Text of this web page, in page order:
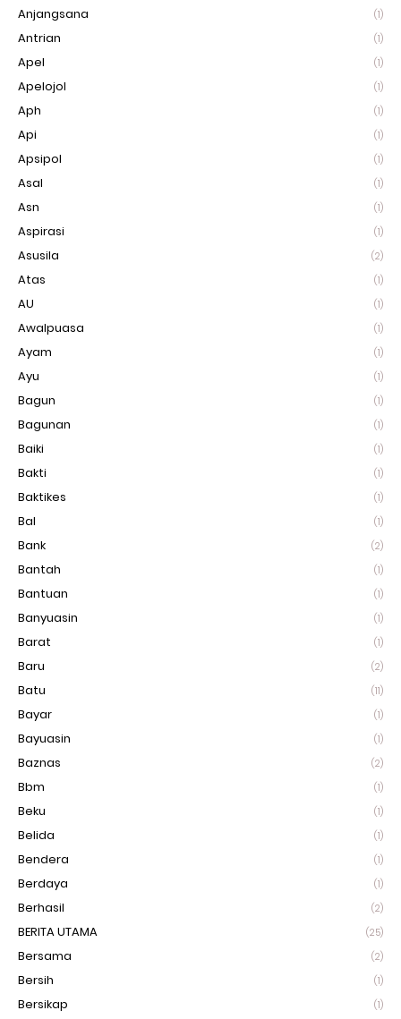
Anjangsana (1)
Antrian (1)
Apel (1)
Apelojol (1)
Aph (1)
Api (1)
Apsipol (1)
Asal (1)
Asn (1)
Aspirasi (1)
Asusila (2)
Atas (1)
AU (1)
Awalpuasa (1)
Ayam (1)
Ayu (1)
Bagun (1)
Bagunan (1)
Baiki (1)
Bakti (1)
Baktikes (1)
Bal (1)
Bank (2)
Bantah (1)
Bantuan (1)
Banyuasin (1)
Barat (1)
Baru (2)
Batu (11)
Bayar (1)
Bayuasin (1)
Baznas (2)
Bbm (1)
Beku (1)
Belida (1)
Bendera (1)
Berdaya (1)
Berhasil (2)
BERITA UTAMA (25)
Bersama (2)
Bersih (1)
Bersikap (1)